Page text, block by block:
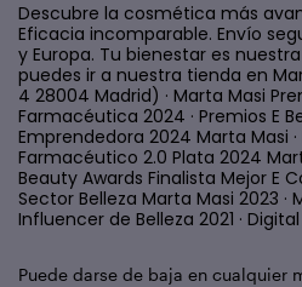
Descubre la cosmética más
Eficacia incomparable. Envío
y Europa. Tu bienestar es
puedes ir a nuestra tienda en
4 28004 Madrid) · Marta Masi
Farmacéutica 2024 · Premios E
Emprendedora 2024 Marta Masi
Farmacéutico 2.0 Plata 2024
Beauty Awards Finalista Mejor E
Sector Belleza Marta Masi 2023 ·
Influencer de Belleza 2021 ·
Puede darse de baja en cualquier